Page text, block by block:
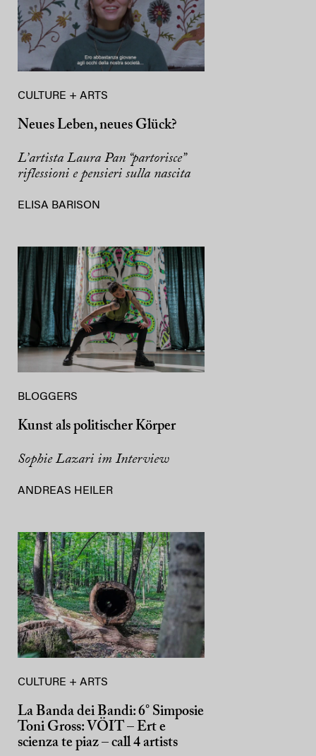
CULTURE + ARTS
Neues Leben, neues Glück?
L’artista Laura Pan “partorisce”
riflessioni e pensieri sulla nascita
ELISA BARISON
BLOGGERS
Kunst als politischer Körper
Sophie Lazari im Interview
ANDREAS HEILER
CULTURE + ARTS
La Banda dei Bandi: 6° Simposie
Toni Gross: VÖIT – Ert e
scienza te piaz – call 4 artists